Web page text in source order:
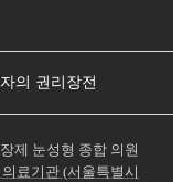
의 권리장전
제 눈성형 종합 의원
료기관 (서울특별시